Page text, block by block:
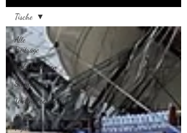
Alle
Beiträge
Holzskulpturen
Skulpturen
Wohnaccessoires
Bronze
Figur
Tische